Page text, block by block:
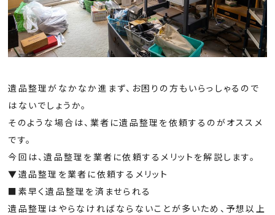
遺品整理がなかなか進まず、お困りの方もいらっしゃるので
はないでしょうか。
そのような場合は、業者に遺品整理を依頼するのがオススメ
です。
今回は、遺品整理を業者に依頼するメリットを解説します。
▼遺品整理を業者に依頼するメリット
■素早く遺品整理を済ませられる
遺品整理はやらなければならないことが多いため、予想以上